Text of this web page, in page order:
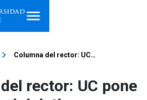
e
keyboard_arrow_right Columna del rector: UC…
rector: UC pone